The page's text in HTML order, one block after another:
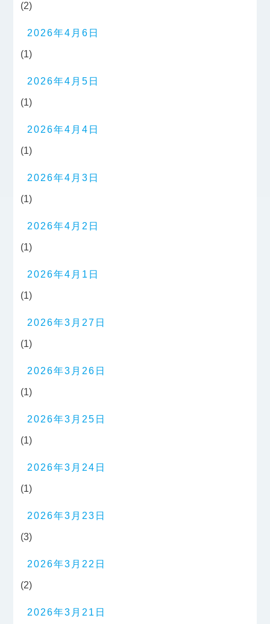
(2)
2026年4月6日
(1)
2026年4月5日
(1)
2026年4月4日
(1)
2026年4月3日
(1)
2026年4月2日
(1)
2026年4月1日
(1)
2026年3月27日
(1)
2026年3月26日
(1)
2026年3月25日
(1)
2026年3月24日
(1)
2026年3月23日
(3)
2026年3月22日
(2)
2026年3月21日